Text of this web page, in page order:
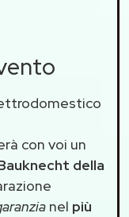
con voi un
della
nel più